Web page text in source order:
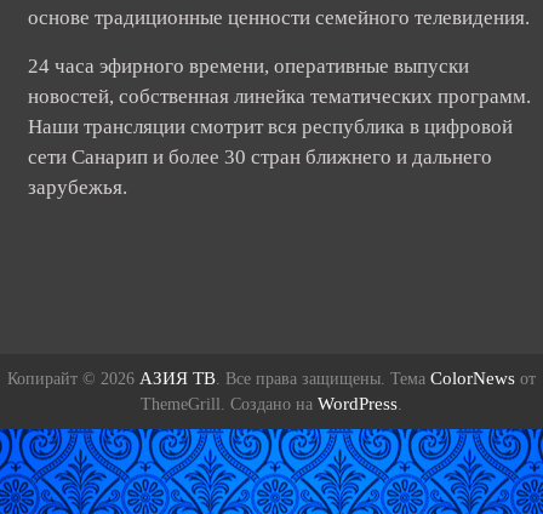
основе традиционные ценности семейного телевидения.
24 часа эфирного времени, оперативные выпуски
новостей, собственная линейка тематических программ.
Наши трансляции смотрит вся республика в цифровой
сети Санарип и более 30 стран ближнего и дальнего
зарубежья.
Копирайт © 2026 АЗИЯ ТВ . Все права защищены. Тема ColorNews от
ThemeGrill. Создано на WordPress